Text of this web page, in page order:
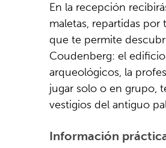
En la recepción
maletas, repartidas
que te permite
Coudenberg: el
arqueológicos, la
jugar solo o en grupo,
vestigios del antiguo
Información